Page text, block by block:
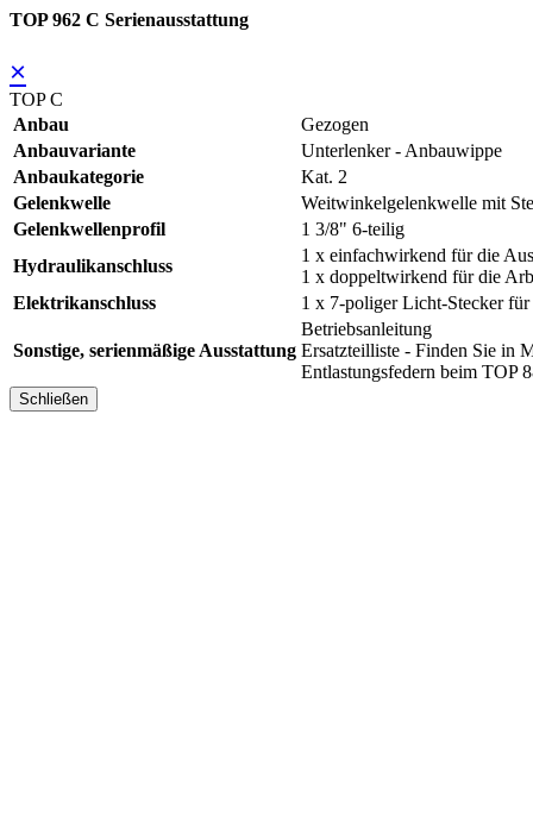
TOP 962 C Serienausstattung
×
TOP C
Anbau
Gezogen
Anbauvariante
Unterlenker - Anbauwippe
Anbaukategorie
Kat. 2
Gelenkwelle
Weitwinkelgelenkwelle mit
Gelenkwellenprofil
1 3/8" 6-teilig
Hydraulikanschluss
1 x einfachwirkend für die
1 x doppeltwirkend für die
Elektrikanschluss
1 x 7-poliger Licht-Stecker
Sonstige, serienmäßige Ausstattung
Betriebsanleitung
Ersatzteilliste - Finden Sie in
Entlastungsfedern beim TOP
Schließen